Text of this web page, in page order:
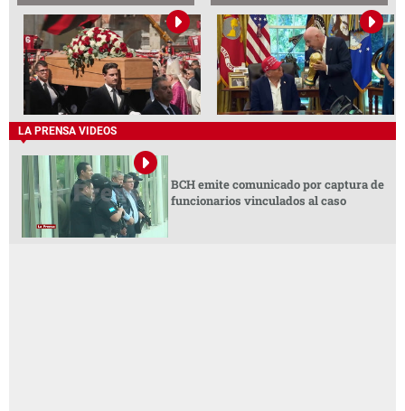
LA PRENSA VIDEOS
BCH emite comunicado por captura de
funcionarios vinculados al caso